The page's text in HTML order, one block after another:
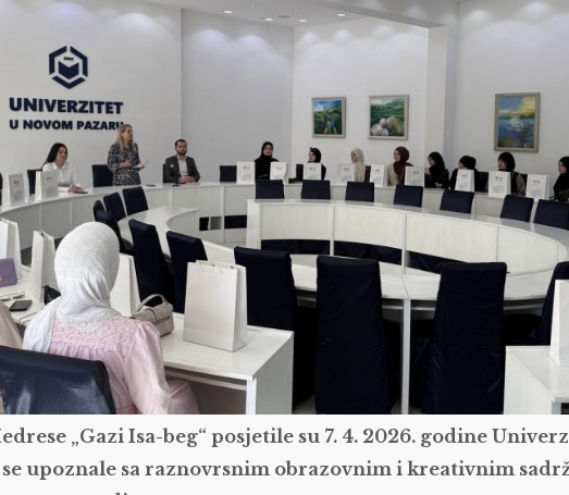
„Gazi Isa-beg“ posjetile su 7. 4. 2026. godine
upoznale sa raznovrsnim obrazovnim i kreativnim